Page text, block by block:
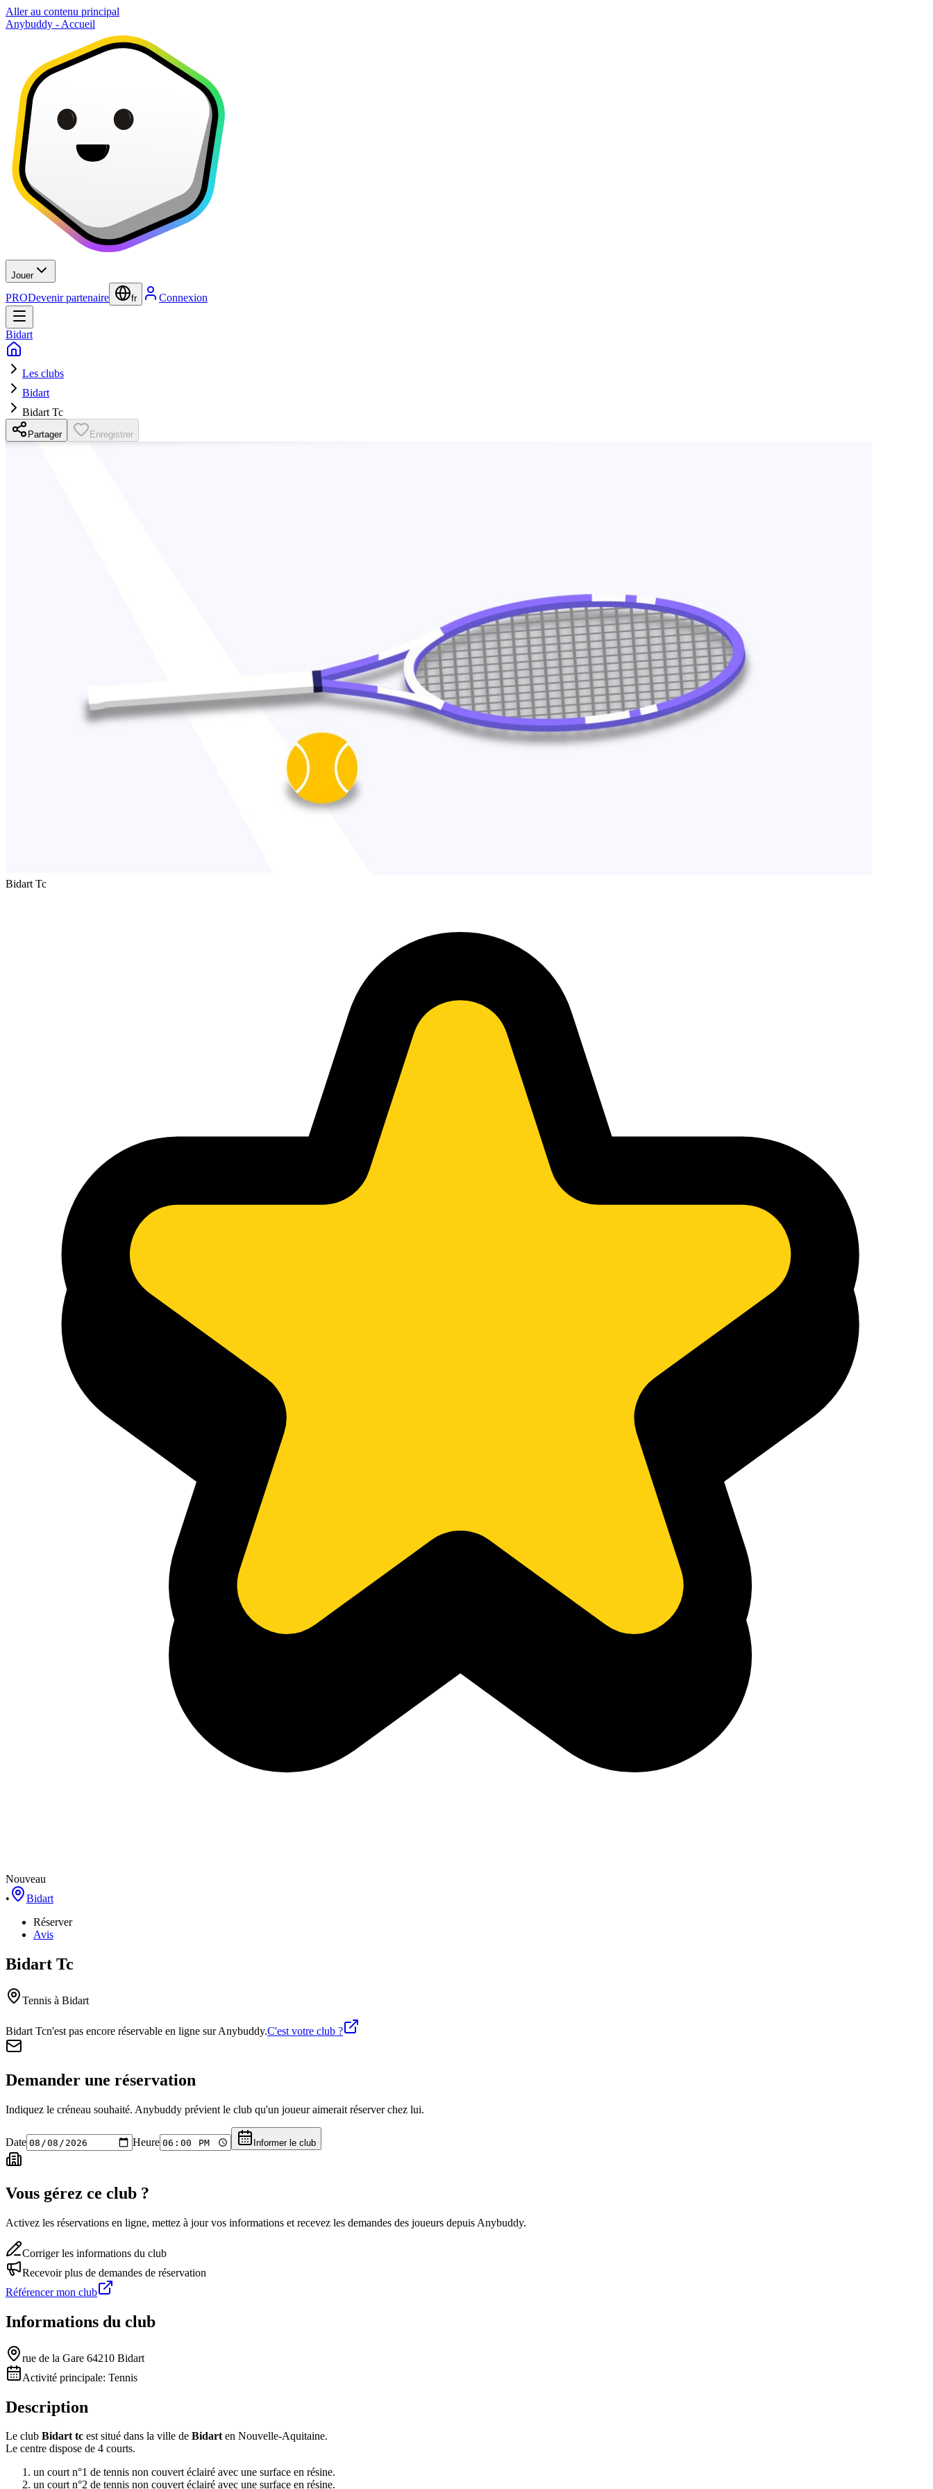
Aller au contenu principal
Anybuddy - Accueil
Jouer
PRODevenir partenaire fr Connexion
Bidart
Les clubs
Bidart
Bidart Tc
Partager Enregistrer
Bidart Tc
Nouveau
•
Bidart
Réserver
Avis
Bidart Tc
Tennis à Bidart
Bidart Tcn'est pas encore réservable en ligne sur Anybuddy.C'est votre club ?
Demander une réservation
Indiquez le créneau souhaité. Anybuddy prévient le club qu'un joueur aimerait réserver chez lui.
Date Heure Informer le club
Vous gérez ce club ?
Activez les réservations en ligne, mettez à jour vos informations et recevez les demandes des joueurs depuis Anybuddy.
Corriger les informations du club
Recevoir plus de demandes de réservation
Référencer mon club
Informations du club
rue de la Gare 64210 Bidart
Activité principale: Tennis
Description
Le club Bidart tc est situé dans la ville de Bidarten Nouvelle-Aquitaine.
Le centre dispose de 4 courts.
un court n°1 de tennis non couvert éclairé avec une surface en résine.
un court n°2 de tennis non couvert éclairé avec une surface en résine.